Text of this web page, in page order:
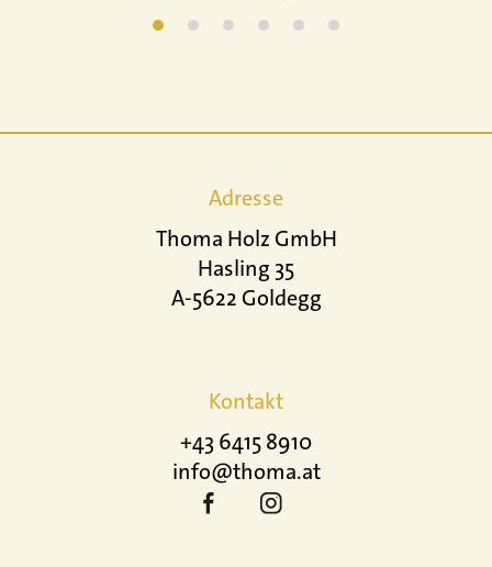
Adresse
Thoma Holz GmbH
Hasling 35
A-5622 Goldegg
Kontakt
+43 6415 8910
info@thoma.at